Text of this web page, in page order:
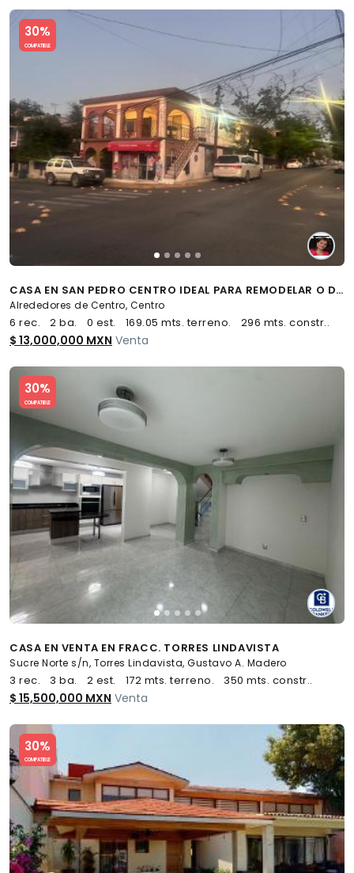
30%
COMPATIBLE
Slide 1 of 5
CASA EN SAN PEDRO CENTRO IDEAL PARA REMODELAR O DERRUMBAR
Alrededores de Centro, Centro
6 rec. 2 ba. 0 est. 169.05 mts. terreno. 296 mts. constr..
$ 13,000,000 MXN Venta
30%
COMPATIBLE
Slide 1 of 5
CASA EN VENTA EN FRACC. TORRES LINDAVISTA
Sucre Norte s/n, Torres Lindavista, Gustavo A. Madero
3 rec. 3 ba. 2 est. 172 mts. terreno. 350 mts. constr..
$ 15,500,000 MXN Venta
30%
COMPATIBLE
Slide 1 of 5